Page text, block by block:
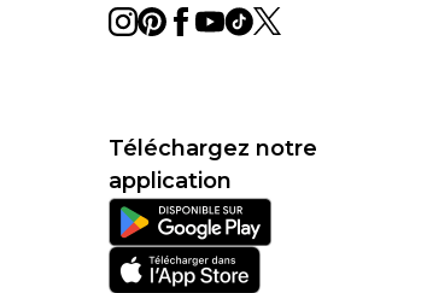
Téléchargez notre
application